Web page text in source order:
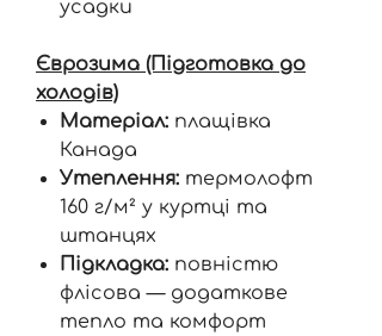
усадки
Єврозима (Підготовка до
холодів)
Матеріал: плащівка
Канада
Утеплення: термолофт
160 г/м² у куртці та
штанцях
Підкладка: повністю
флісова — додаткове
тепло та комфорт